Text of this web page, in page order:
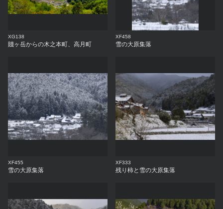
XG138
賤ヶ岳からの木之本町、高月町
XF458
雪の大原集落
XF455
雪の大原集落
XF333
残り柿と雪の大原集落